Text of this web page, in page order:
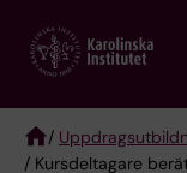
main
/
/ Kursdeltagare